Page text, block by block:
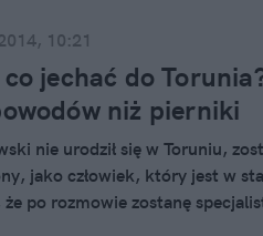
10:21
jechać do
niż pierniki
nie urodził się w Toruniu,
jako człowiek, który jest w
po rozmowie zostanę